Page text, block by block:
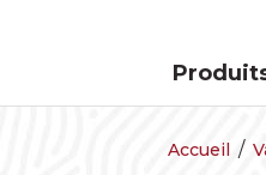
Accueil